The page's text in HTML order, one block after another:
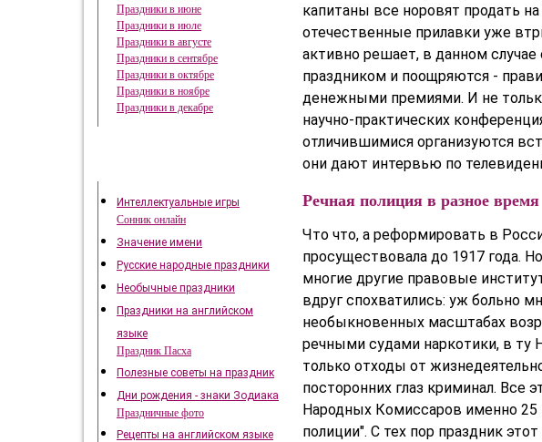
капитаны все норовят продать
отечественные прилавки уже
активно решает, в данном
праздником и поощряются -
денежными премиями. И не
научно-практических
отличившимися организуются
они дают интервью по
Речная полиция в разное время
Что что, а реформировать в
просуществовала до 1917 года.
многие другие правовые
вдруг спохватились: уж больно
необыкновенных масштабах
речными судами наркотики, в ту
только отходы от
посторонних глаз криминал. Все
Народных Комиссаров именно 25
полиции". С тех пор праздник
Праздники в июне
Праздники в июле
Праздники в августе
Праздники в сентябре
Праздники в октябре
Праздники в ноябре
Праздники в декабре
Интеллектуальные игры
Сонник онлайн
Значение имени
Русские народные праздники
Необычные праздники
Праздники на английском
языке
Праздник Пасха
Полезные советы на праздник
Дни рождения - знаки Зодиака
Праздничные фото
Рецепты на английском языке